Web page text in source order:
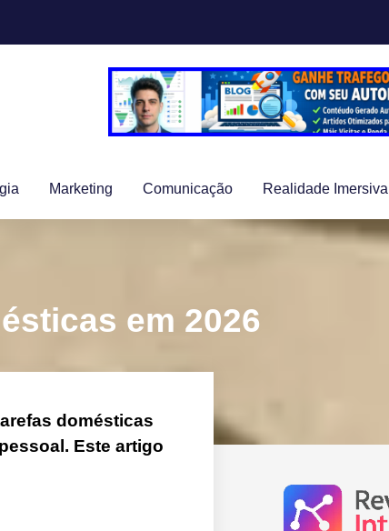
Marketing Comunicação Realidade Imersiva
em 2026
domésticas
Este artigo